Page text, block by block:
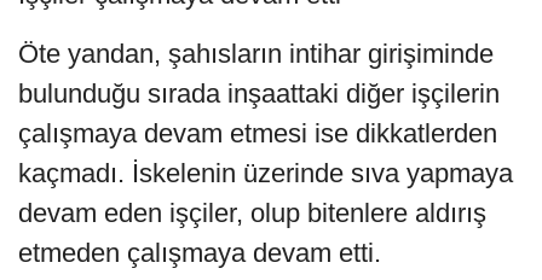
Öte yandan, şahısların intihar girişiminde
bulunduğu sırada inşaattaki diğer işçilerin
çalışmaya devam etmesi ise dikkatlerden
kaçmadı. İskelenin üzerinde sıva yapmaya
devam eden işçiler, olup bitenlere aldırış
etmeden çalışmaya devam etti.